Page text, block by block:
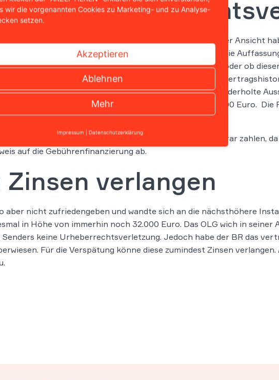
2020 an das Landgericht (LG) München I. Nach ihrer Ansicht
verletzt. Das sahen die Richter anders und teilten die
sei, ob der erste Vertrag von 1995 noch gelte oder ob
sich in ihrem damaligen Urteil eingehend mit der
wirksam sei. Deshalb müsse der Sender für die wiederholte
zahlen. Dieses beliefe sich auf ca. 3.100 Euro. Die
abzulehnen.
eine Zusatzsumme zum bisherigen Wiederholungshonorar zahlen,
auf die Gebührenfinanzierung ab.
verlangen
nicht zufriedengeben und wandte sich an die nächsthöhere
in Höhe von immerhin noch 32.000 Euro. Das OLG wich in seiner
Senders keine Urheberrechtsverletzung. Jedoch habe der BR das
Für die Verspätung könne diese zumindest Zinsen
wir die vorgenannten Cookies zu Marketing- und zu Analyse-
setzen.
Akzeptieren
Ablehnen
Mehr
Impressum Datenschutzerklärung